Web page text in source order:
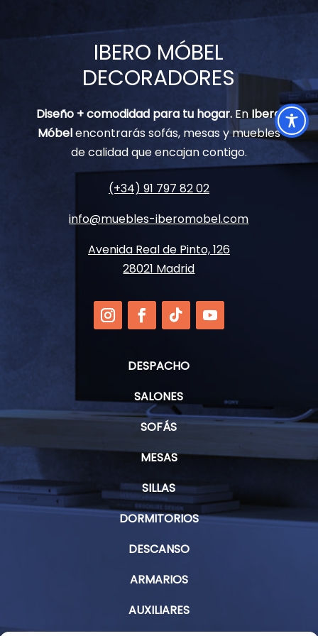
IBERO MÓBEL
DECORADORES
Diseño + comodidad para tu hogar. EnIbero
Móbelencontrarás sofás, mesas y muebles
de calidad que encajan contigo.
(+34) 91 797 82 02
info@muebles-iberomobel.com
Avenida Real de Pinto, 126
28021 Madrid
DESPACHO
SALONES
SOFÁS
MESAS
SILLAS
DORMITORIOS
DESCANSO
ARMARIOS
AUXILIARES